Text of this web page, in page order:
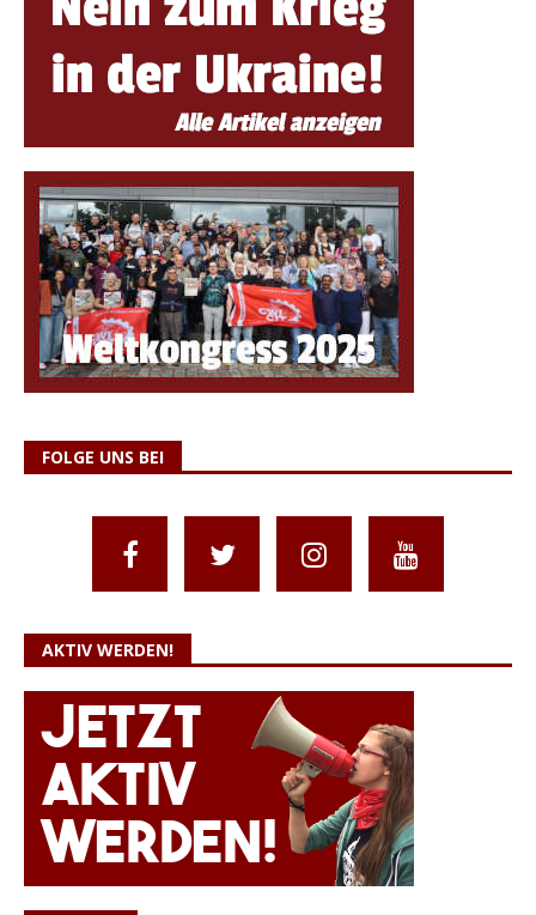
FOLGE UNS BEI
AKTIV WERDEN!